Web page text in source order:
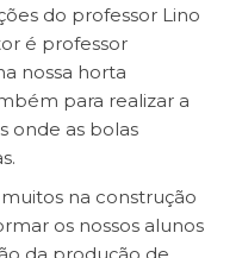
do professor Lino
é professor
nossa horta
para realizar a
onde as bolas
na construção
os nossos alunos